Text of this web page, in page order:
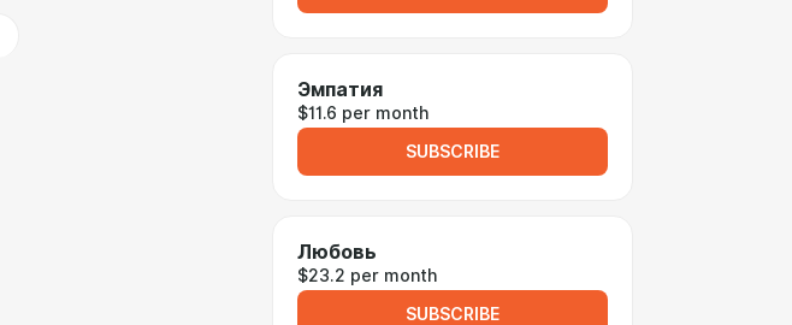
Эмпатия
$11.6 per month
SUBSCRIBE
Любовь
$23.2 per month
SUBSCRIBE